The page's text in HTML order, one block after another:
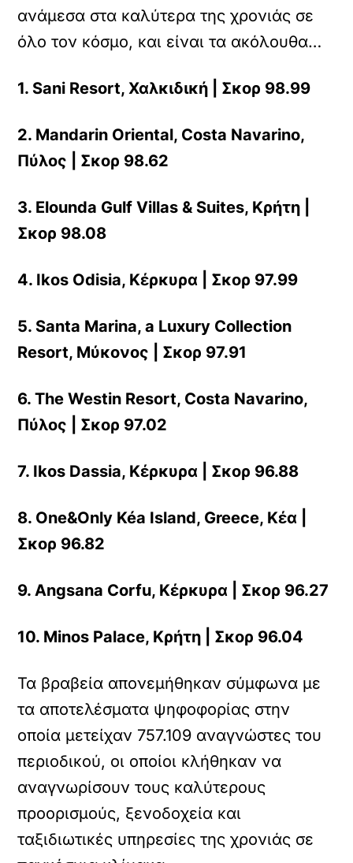
ανάμεσα στα καλύτερα της χρονιάς σε
όλο τον κόσμο, και είναι τα ακόλουθα…
1. Sani Resort, Χαλκιδική | Σκορ 98.99
2. Mandarin Oriental, Costa Navarino,
Πύλος | Σκορ 98.62
3. Elounda Gulf Villas & Suites, Κρήτη |
Σκορ 98.08
4. Ikos Odisia, Κέρκυρα | Σκορ 97.99
5. Santa Marina, a Luxury Collection
Resort, Μύκονος | Σκορ 97.91
6. The Westin Resort, Costa Navarino,
Πύλος | Σκορ 97.02
7. Ikos Dassia, Κέρκυρα | Σκορ 96.88
8. One&Only Kéa Island, Greece, Κέα |
Σκορ 96.82
9. Angsana Corfu, Κέρκυρα | Σκορ 96.27
10. Minos Palace, Κρήτη | Σκορ 96.04
Τα βραβεία απονεμήθηκαν σύμφωνα με
τα αποτελέσματα ψηφοφορίας στην
οποία μετείχαν 757.109 αναγνώστες του
περιοδικού, οι οποίοι κλήθηκαν να
αναγνωρίσουν τους καλύτερους
προορισμούς, ξενοδοχεία και
ταξιδιωτικές υπηρεσίες της χρονιάς σε